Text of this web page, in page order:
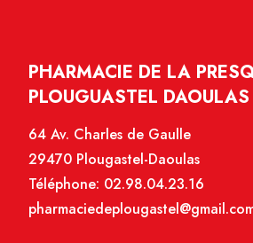
PHARMACIE DE LA
PLOUGUASTEL DAOULAS
64 Av. Charles de Gaulle
29470 Plougastel-Daoulas
Téléphone: 02.98.04.23.16